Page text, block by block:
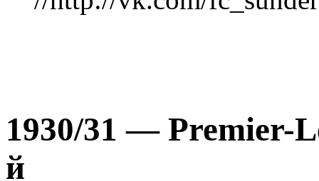
1930/31 — Рremier-
й